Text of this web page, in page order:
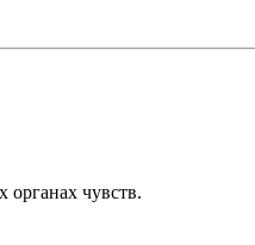
органах чувств.